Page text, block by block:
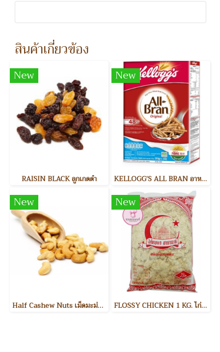
สินค้าเกี่ยวข้อง
New
RAISIN BLACK ลูกเกดดำ
New
KELLOGG’S ALL BRAN อาหารเช้า
New
Half Cashew Nuts เม็ดมะม่วงหิมพานต์แบ่งครึ่ง
New
FLOSSY CHICKEN 1 KG. ไก่หยอง